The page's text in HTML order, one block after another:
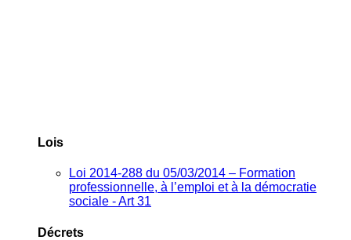
Lois
Loi 2014-288 du 05/03/2014 – Formation
professionnelle, à l’emploi et à la démocratie
sociale - Art 31
Décrets